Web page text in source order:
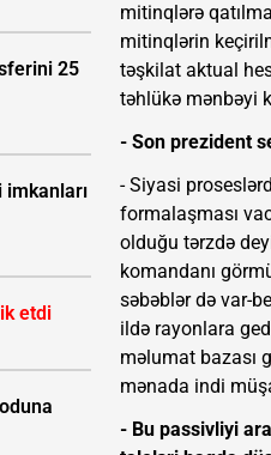
25
imkanları
etdi
mitinqlərə
mitinqlərin
təşkilat aktual
təhlükə mənbəyi
- Son prezident
- Siyasi
formalaşması
olduğu tərzdə
komandanı
səbəblər də var-
ildə rayonlara
məlumat bazası
mənada indi
- Bu passivliyi